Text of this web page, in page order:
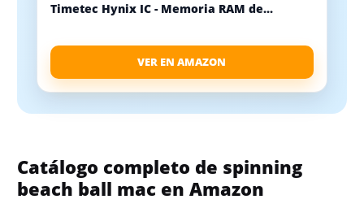
Timetec Hynix IC - Memoria RAM de...
VER EN AMAZON
Catálogo completo de spinning
beach ball mac en Amazon